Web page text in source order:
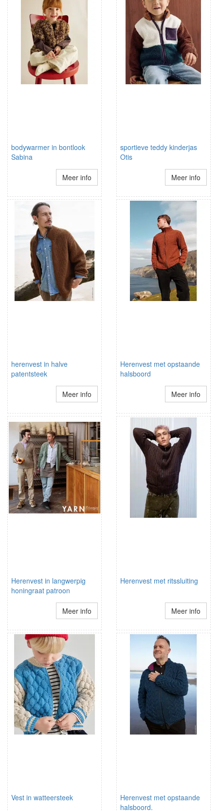
bodywarmer in bontlook
Sabina
Meer info
sportieve teddy kinderjas
Otis
Meer info
herenvest in halve
patentsteek
Meer info
Herenvest met opstaande
halsboord
Meer info
Herenvest in langwerpig
honingraat patroon
Meer info
Herenvest met ritssluiting
Meer info
Vest in watteersteek
Herenvest met opstaande
halsboord.